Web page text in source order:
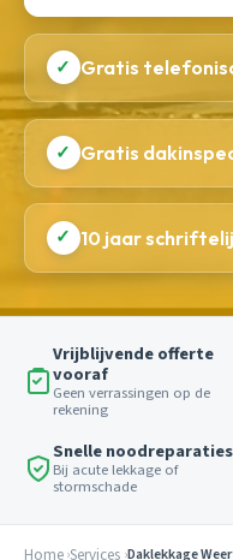
✓ Gratis
✓ Gratis
✓ 10 jaar
Vrijblijvende offerte
vooraf
Geen verrassingen op de
rekening
Snelle noodreparaties
Bij acute lekkage of
stormschade
Home Services Daklekkage